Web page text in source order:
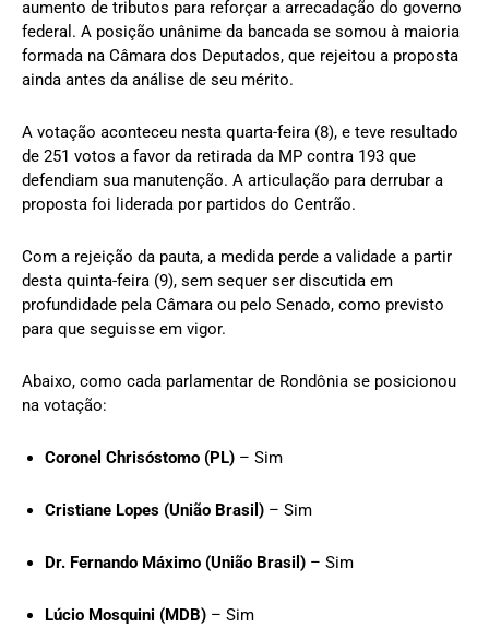
aumento de tributos para reforçar a arrecadação do governo
federal. A posição unânime da bancada se somou à maioria
formada na Câmara dos Deputados, que rejeitou a proposta
ainda antes da análise de seu mérito.
A votação aconteceu nesta quarta-feira (8), e teve resultado
de 251 votos a favor da retirada da MP contra 193 que
defendiam sua manutenção. A articulação para derrubar a
proposta foi liderada por partidos do Centrão.
Com a rejeição da pauta, a medida perde a validade a partir
desta quinta-feira (9), sem sequer ser discutida em
profundidade pela Câmara ou pelo Senado, como previsto
para que seguisse em vigor.
Abaixo, como cada parlamentar de Rondônia se posicionou
na votação:
Coronel Chrisóstomo (PL) – Sim
Cristiane Lopes (União Brasil) – Sim
Dr. Fernando Máximo (União Brasil) – Sim
Lúcio Mosquini (MDB) – Sim